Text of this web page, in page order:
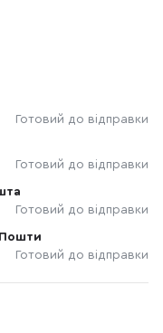
Готовий до відправки
Готовий до відправки
Готовий до відправки
Готовий до відправки